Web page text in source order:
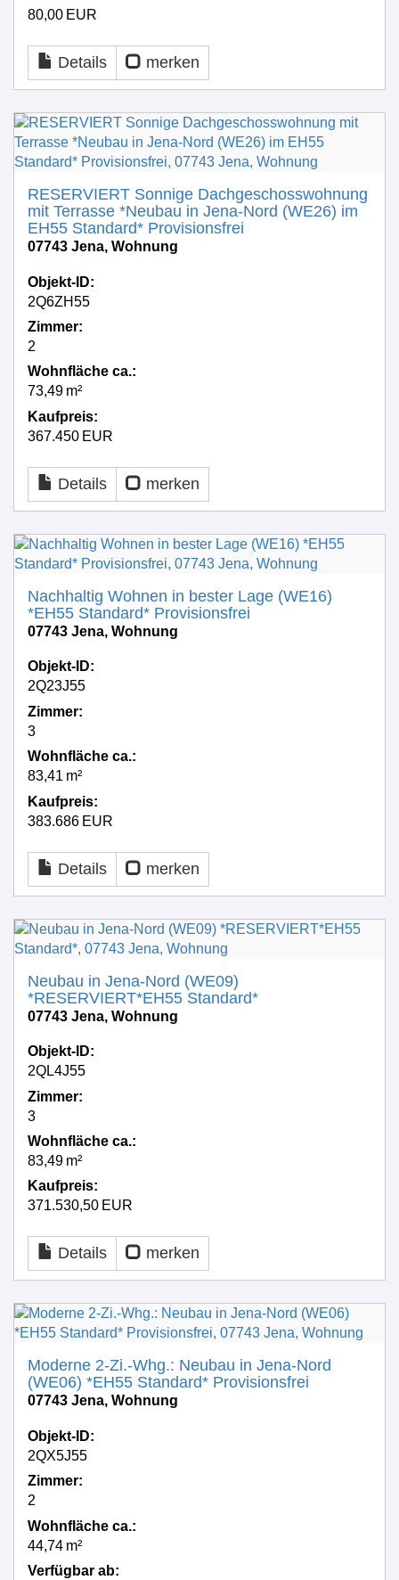
80,00 EUR
Details merken
RESERVIERT Sonnige Dachgeschosswohnung
mit Terrasse *Neubau in Jena-Nord (WE26) im
EH55 Standard* Provisionsfrei
07743 Jena, Wohnung
Objekt-ID:
2Q6ZH55
Zimmer:
2
Wohnfläche ca.:
73,49 m²
Kaufpreis:
367.450 EUR
Details merken
Nachhaltig Wohnen in bester Lage (WE16)
*EH55 Standard* Provisionsfrei
07743 Jena, Wohnung
Objekt-ID:
2Q23J55
Zimmer:
3
Wohnfläche ca.:
83,41 m²
Kaufpreis:
383.686 EUR
Details merken
Neubau in Jena-Nord (WE09)
*RESERVIERT*EH55 Standard*
07743 Jena, Wohnung
Objekt-ID:
2QL4J55
Zimmer:
3
Wohnfläche ca.:
83,49 m²
Kaufpreis:
371.530,50 EUR
Details merken
Moderne 2-Zi.-Whg.: Neubau in Jena-Nord
(WE06) *EH55 Standard* Provisionsfrei
07743 Jena, Wohnung
Objekt-ID:
2QX5J55
Zimmer:
2
Wohnfläche ca.:
44,74 m²
Verfügbar ab: